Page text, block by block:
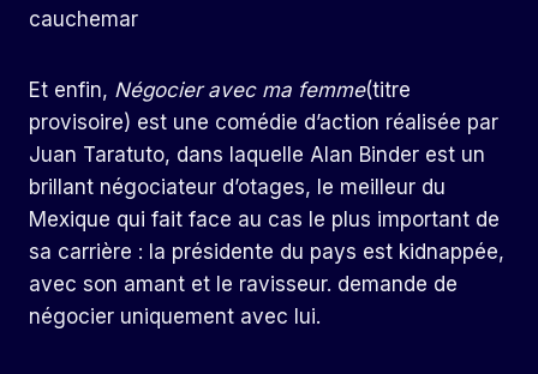
cauchemar
Et enfin, Négocier avec ma femme(titre
provisoire) est une comédie d’action réalisée par
Juan Taratuto, dans laquelle Alan Binder est un
brillant négociateur d’otages, le meilleur du
Mexique qui fait face au cas le plus important de
sa carrière : la présidente du pays est kidnappée,
avec son amant et le ravisseur. demande de
négocier uniquement avec lui.